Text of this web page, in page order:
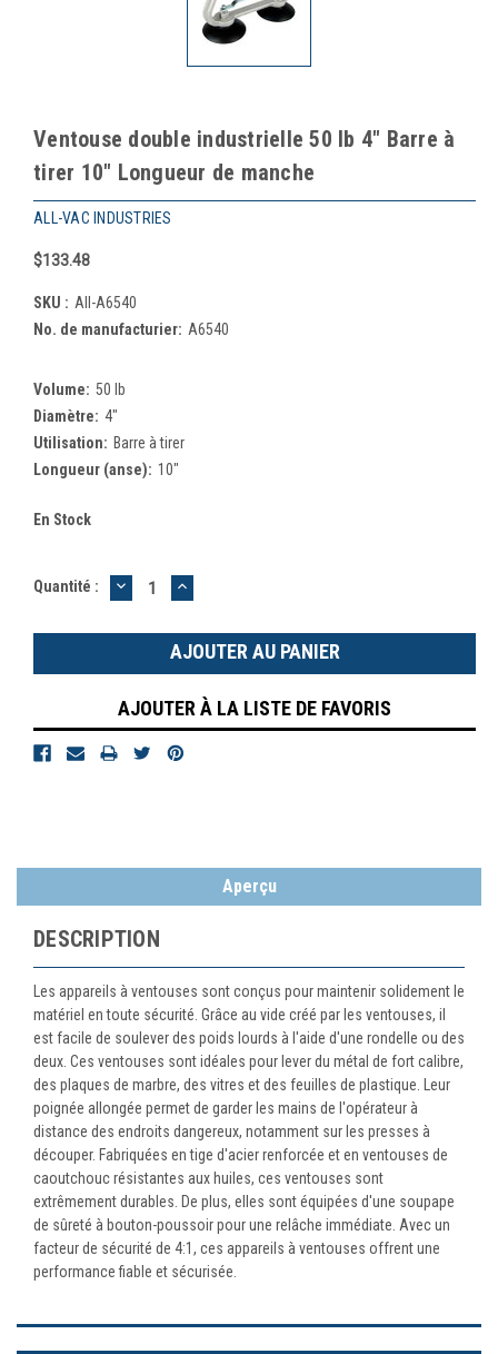
Ventouse double industrielle 50 lb 4" Barre à
tirer 10" Longueur de manche
ALL-VAC INDUSTRIES
$133.48
SKU : All-A6540
No. de manufacturier: A6540
Volume: 50 lb
Diamètre: 4"
Utilisation: Barre à tirer
Longueur (anse): 10"
En Stock
Quantité : DIMINUER
LA
:
AUGMENTER
LA
:
AJOUTER À LA LISTE DE FAVORIS
Aperçu
DESCRIPTION
Les appareils à ventouses sont conçus pour maintenir solidement le
matériel en toute sécurité. Grâce au vide créé par les ventouses, il
est facile de soulever des poids lourds à l'aide d'une rondelle ou des
deux. Ces ventouses sont idéales pour lever du métal de fort calibre,
des plaques de marbre, des vitres et des feuilles de plastique. Leur
poignée allongée permet de garder les mains de l'opérateur à
distance des endroits dangereux, notamment sur les presses à
découper. Fabriquées en tige d'acier renforcée et en ventouses de
caoutchouc résistantes aux huiles, ces ventouses sont
extrêmement durables. De plus, elles sont équipées d'une soupape
de sûreté à bouton-poussoir pour une relâche immédiate. Avec un
facteur de sécurité de 4:1, ces appareils à ventouses offrent une
performance fiable et sécurisée.